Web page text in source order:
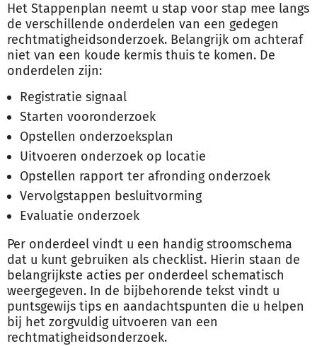
Het Stappenplan neemt u stap voor stap mee langs
de verschillende onderdelen van een gedegen
rechtmatigheidsonderzoek. Belangrijk om achteraf
niet van een koude kermis thuis te komen. De
onderdelen zijn:
Registratie signaal
Starten vooronderzoek
Opstellen onderzoeksplan
Uitvoeren onderzoek op locatie
Opstellen rapport ter afronding onderzoek
Vervolgstappen besluitvorming
Evaluatie onderzoek
Per onderdeel vindt u een handig stroomschema
dat u kunt gebruiken als checklist. Hierin staan de
belangrijkste acties per onderdeel schematisch
weergegeven. In de bijbehorende tekst vindt u
puntsgewijs tips en aandachtspunten die u helpen
bij het zorgvuldig uitvoeren van een
rechtmatigheidsonderzoek.